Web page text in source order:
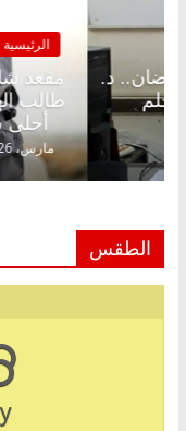
ناس وناس
على الإفطار
فاروق خبير
الطقس